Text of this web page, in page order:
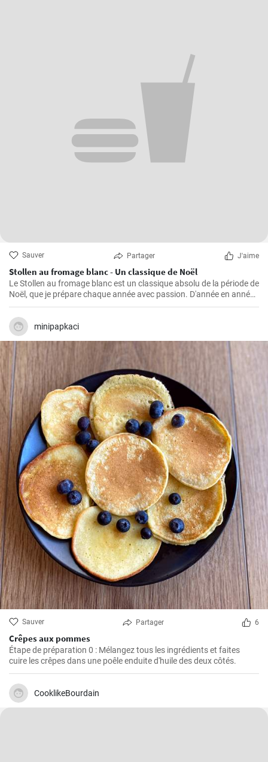
Sauver Partager J'aime
Stollen au fromage blanc - Un classique de Noël
Le Stollen au fromage blanc est un classique absolu de la période de
Noël, que je prépare chaque année avec passion. D'année en année,
j'ai perfectionné la recette et appris quelques trucs et astuces que
j'aimerais partager avec vous. Le Stollen est incroyablement
moelleux et aromatique, et accompagne parfaitement une tasse de
thé ou de café chaud par une froide journée d'hiver. Ce n'est pas la
pâtisserie la plus facile à réaliser, mais croyez-moi, l'effort en vaut la
peine.
minipapkaci
Sauver Partager 6
Crêpes aux pommes
Étape de préparation 0 : Mélangez tous les ingrédients et faites
cuire les crêpes dans une poêle enduite d'huile des deux côtés.
CooklikeBourdain